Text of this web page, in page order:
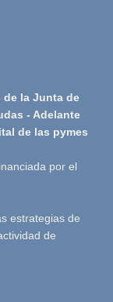
de la Junta de
- Adelante
de las pymes
por el
estrategias de
de